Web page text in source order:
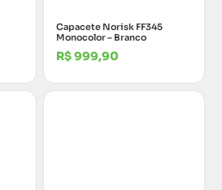
Capacete Norisk FF345
Monocolor – Branco
R$999,90